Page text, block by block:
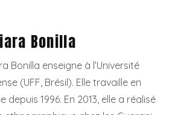
Bonilla
Bonilla enseigne à l’Université
(UFF, Brésil). Elle travaille en
depuis 1996. En 2013, elle a réalisé